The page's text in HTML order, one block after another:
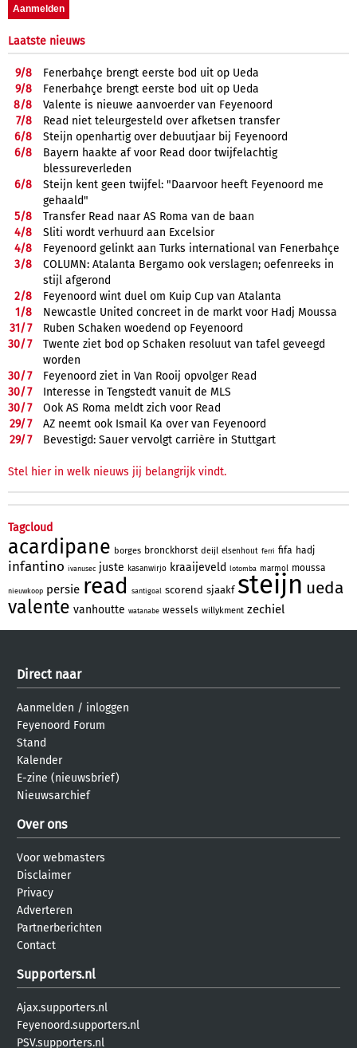
Laatste nieuws
9/8
Fenerbahçe brengt eerste bod uit op Ueda
9/8
Fenerbahçe brengt eerste bod uit op Ueda
8/8
Valente is nieuwe aanvoerder van Feyenoord
7/8
Read niet teleurgesteld over afketsen transfer
6/8
Steijn openhartig over debuutjaar bij Feyenoord
6/8
Bayern haakte af voor Read door twijfelachtig
blessureverleden
6/8
Steijn kent geen twijfel: "Daarvoor heeft Feyenoord me
gehaald"
5/8
Transfer Read naar AS Roma van de baan
4/8
Sliti wordt verhuurd aan Excelsior
4/8
Feyenoord gelinkt aan Turks international van Fenerbahçe
3/8
COLUMN: Atalanta Bergamo ook verslagen; oefenreeks in
stijl afgerond
2/8
Feyenoord wint duel om Kuip Cup van Atalanta
1/8
Newcastle United concreet in de markt voor Hadj Moussa
31/7
Ruben Schaken woedend op Feyenoord
30/7
Twente ziet bod op Schaken resoluut van tafel geveegd
worden
30/7
Feyenoord ziet in Van Rooij opvolger Read
30/7
Interesse in Tengstedt vanuit de MLS
30/7
Ook AS Roma meldt zich voor Read
29/7
AZ neemt ook Ismail Ka over van Feyenoord
29/7 Bevestigd: Sauer vervolgt carrière in Stuttgart
Stel hier in welk nieuws jij belangrijk vindt.
Tagcloud
acardipane borges bronckhorst deijl elsenhout ferri fifa hadj
infantino ivanusec juste kasanwirjo kraaijeveld lotomba marmol moussa
nieuwkoop persie read santigoal scorend sjaakf steijn ueda
valente vanhoutte watanabe wessels willykment zechiel
Direct naar
Aanmelden / inloggen
Feyenoord Forum
Stand
Kalender
E-zine (nieuwsbrief)
Nieuwsarchief
Over ons
Voor webmasters
Disclaimer
Privacy
Adverteren
Partnerberichten
Contact
Supporters.nl
Ajax.supporters.nl
Feyenoord.supporters.nl
PSV.supporters.nl